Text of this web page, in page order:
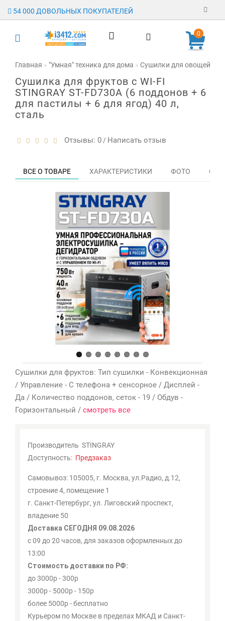
54 000 ДОВОЛЬНЫХ ПОКУПАТЕЛЕЙ
Регистрация
Доставка
Отзывы
Мои
закладки
товаров
0
Главная "Умная" техника для дома Сушилки для овощей,
Сушилка для фруктов с WI-FI
STINGRAY ST-FD730A (6 поддонов + 6
для пастилы + 6 для ягод) 40 л,
сталь
Отзывы: 0 / Написать отзыв
ВСЕ О ТОВАРЕ ХАРАКТЕРИСТИКИ ФОТО
Сушилки для фруктов: Тип сушилки - Конвекционная
/ Управление - С телефона + сенсорное / Дисплей -
Да / Количество поддонов, сеток - 19 / Обдув -
Горизонтальный / смотреть все
Производитель STINGRAY
Доступность: Предзаказ
Самовывоз: 105005, г. Москва, ул.Радио, д.12,
строение 4, помещение 1
г. Санкт-Петербург, ул. Лиговский проспект,
владение 50
Доставка СЕГОДНЯ 09.08.2026
с 09 до 20 часов, для заказов оформленных до
13:00
Стоимость доставки по РФ:
до 3000р - 300р
3000р - 5000р - 150р
более 5000р - бесплатно
Курьером по Москве в пределах МКАД и Санкт-